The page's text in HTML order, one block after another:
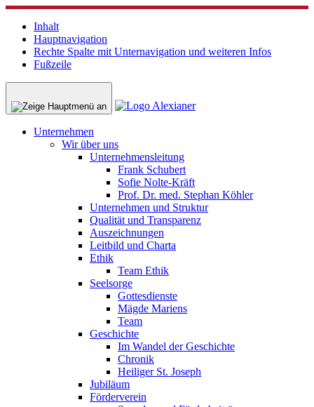
Inhalt
Hauptnavigation
Rechte Spalte mit Unternavigation und weiteren Infos
Fußzeile
Unternehmen
Wir über uns
Unternehmensleitung
Frank Schubert
Sofie Nolte-Kräft
Prof. Dr. med. Stephan Köhler
Unternehmen und Struktur
Qualität und Transparenz
Auszeichnungen
Leitbild und Charta
Ethik
Team Ethik
Seelsorge
Gottesdienste
Mägde Mariens
Team
Geschichte
Im Wandel der Geschichte
Chronik
Heiliger St. Joseph
Jubiläum
Förderverein